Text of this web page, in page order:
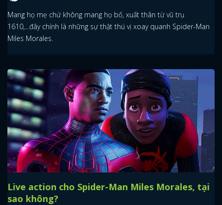
Mang họ mẹ chứ không mang họ bố, xuất thân từ vũ trụ
1610,...đây chính là những sự thật thú vị xoay quanh Spider-Man
Miles Morales.
Live action cho Spider-Man Miles Morales, tại
sao không?